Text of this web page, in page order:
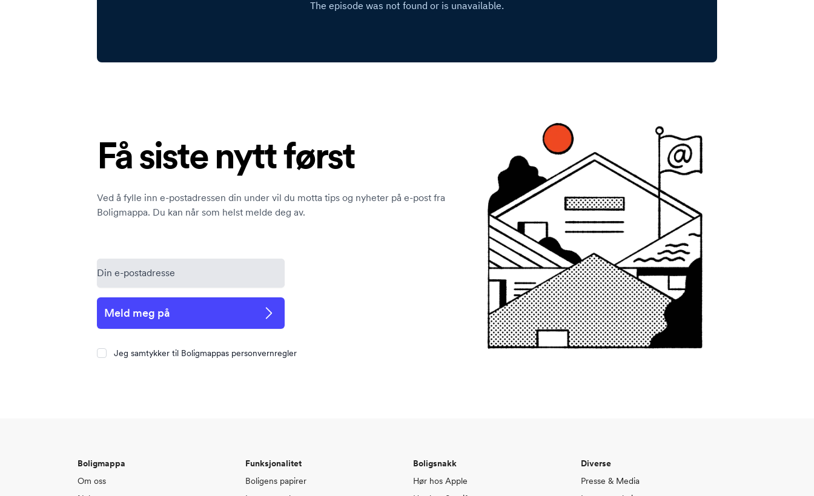
Få siste nytt først
Ved å fylle inn e-postadressen din under vil du motta tips og nyheter på e-post fra
Boligmappa. Du kan når som helst melde deg av.
Meld meg på
Jeg samtykker til Boligmappas personvernregler
Boligmappa
Om oss
Funksjonalitet
Boligens papirer
Boligsnakk
Hør hos Apple
Diverse
Presse & Media